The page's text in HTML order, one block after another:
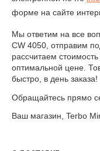
форме на сайте
Мы ответим на все
CW 4050 , отправим
рассчитаем
оптимальной цене.
быстро, в день заказа!
Обращайтесь прямо
Ваш магазин, Terbo